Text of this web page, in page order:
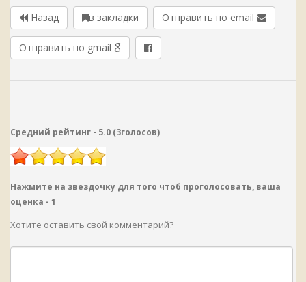
Назад в закладки Отправить по email
Отправить по gmail
Средний рейтинг - 5.0 (3голосов)
Нажмите на звездочку для того чтоб проголосовать, ваша
оценка - 1
Хотите оставить свой комментарий?